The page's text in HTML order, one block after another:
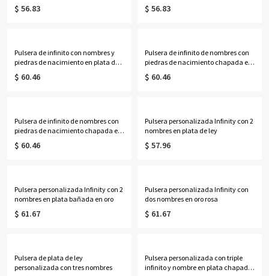
$ 56.83 $ 56.83
Pulsera de infinito con nombres y
piedras de nacimiento en plata de
ley
$ 60.46
Pulsera de infinito de nombres con
piedras de nacimiento chapada en
oro de 18 quilates
$ 60.46
Pulsera de infinito de nombres con
piedras de nacimiento chapada en
oro rosa
$ 60.46
Pulsera personalizada Infinity con 2
nombres en plata de ley
$ 57.96
Pulsera personalizada Infinity con 2
nombres en plata bañada en oro
$ 61.67
Pulsera personalizada Infinity con
dos nombres en oro rosa
$ 61.67
Pulsera de plata de ley
personalizada con tres nombres
Pulsera personalizada con triple
infinito y nombre en plata chapada